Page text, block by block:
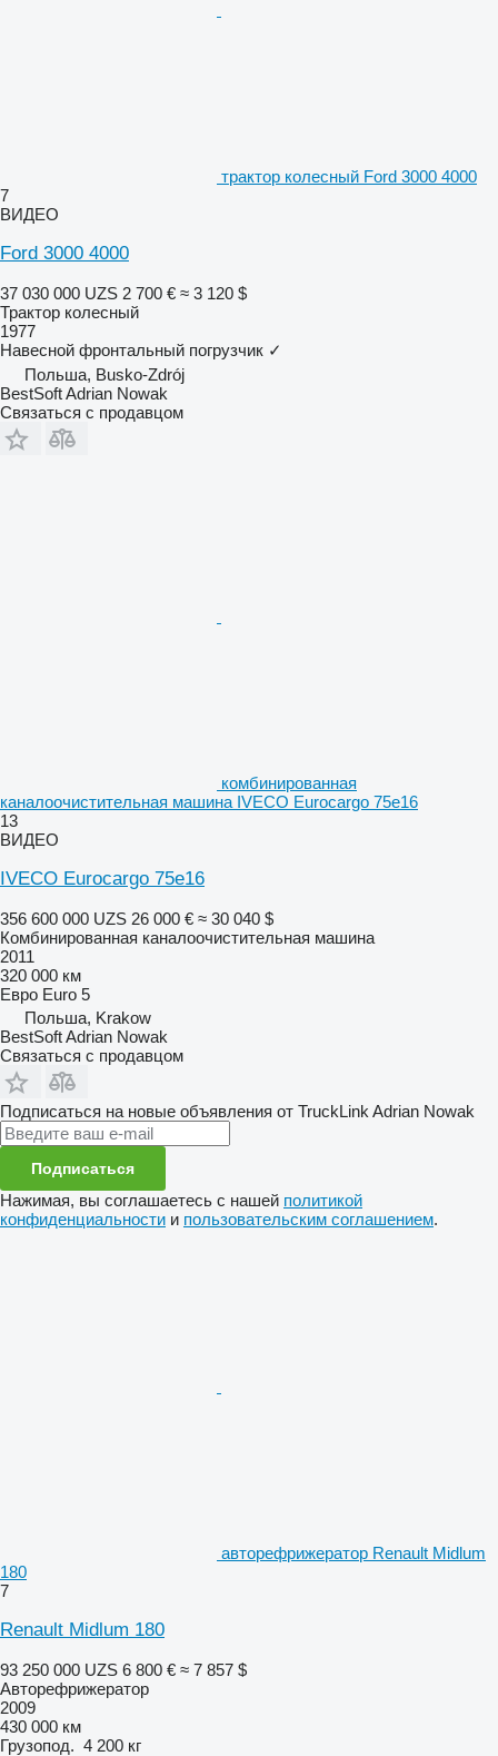
трактор колесный Ford 3000 4000
7
ВИДЕО
Ford 3000 4000
37 030 000 UZS 2 700 € ≈ 3 120 $
Трактор колесный
1977
Навесной фронтальный погрузчик ✓
Польша, Busko-Zdrój
BestSoft Adrian Nowak
Связаться с продавцом
комбинированная
каналоочистительная машина IVECO Eurocargo 75e16
13
ВИДЕО
IVECO Eurocargo 75e16
356 600 000 UZS 26 000 € ≈ 30 040 $
Комбинированная каналоочистительная машина
2011
320 000 км
Евро Euro 5
Польша, Krakow
BestSoft Adrian Nowak
Связаться с продавцом
Подписаться на новые объявления от TruckLink Adrian Nowak
Подписаться
Нажимая, вы соглашаетесь с нашей политикой
конфиденциальности и пользовательским соглашением.
авторефрижератор Renault Midlum
180
7
Renault Midlum 180
93 250 000 UZS 6 800 € ≈ 7 857 $
Авторефрижератор
2009
430 000 км
Грузопод. 4 200 кг